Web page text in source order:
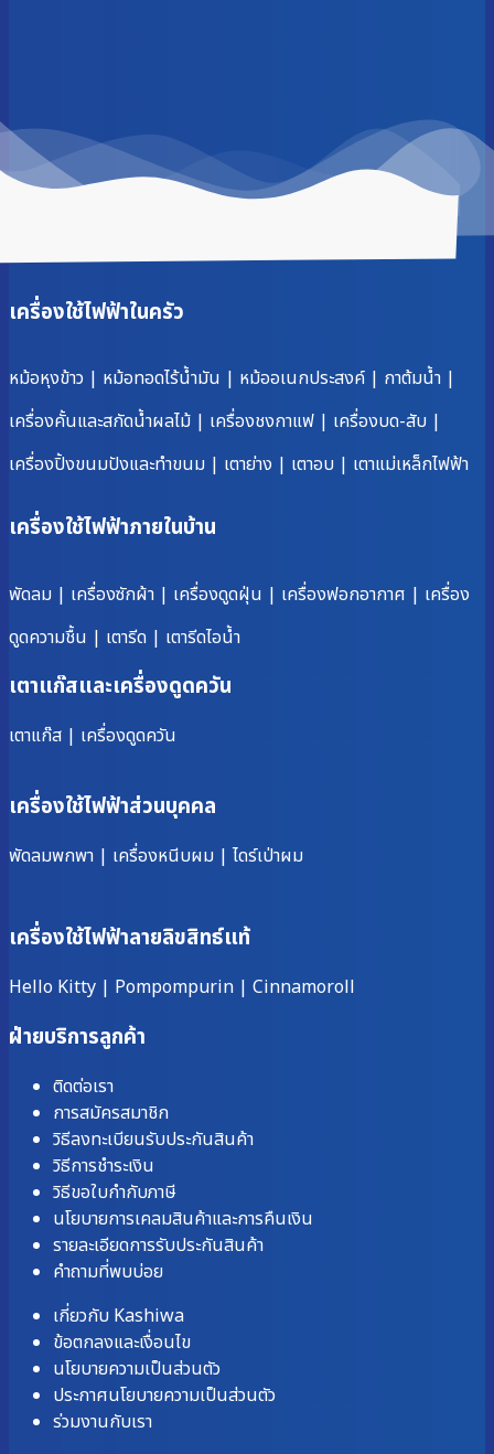
เครื่องใช้ไฟฟ้าในครัว
หม้อหุงข้าว | หม้อทอดไร้น้ำมัน | หม้ออเนกประสงค์ | กาต้มน้ำ |
เครื่องคั้นและสกัดน้ำผลไม้ | เครื่องชงกาแฟ | เครื่องบด-สับ |
เครื่องปิ้งขนมปังและทำขนม | เตาย่าง | เตาอบ | เตาแม่เหล็กไฟฟ้า
เครื่องใช้ไฟฟ้าภายในบ้าน
พัดลม | เครื่องซักผ้า | เครื่องดูดฝุ่น | เครื่องฟอกอากาศ | เครื่อง
ดูดความชื้น | เตารีด | เตารีดไอน้ำ
เตาแก๊สและเครื่องดูดควัน
เตาแก๊ส | เครื่องดูดควัน
เครื่องใช้ไฟฟ้าส่วนบุคคล
พัดลมพกพา | เครื่องหนีบผม | ไดร์เป่าผม
เครื่องใช้ไฟฟ้าลายลิขสิทธ์แท้
Hello Kitty | Pompompurin | Cinnamoroll
ฝ่ายบริการลูกค้า
ติดต่อเรา
การสมัครสมาชิก
วิธีลงทะเบียนรับประกันสินค้า
วิธีการชำระเงิน
วิธีขอใบกำกับภาษี
นโยบายการเคลมสินค้าและการคืนเงิน
รายละเอียดการรับประกันสินค้า
คำถามที่พบบ่อย
เกี่ยวกับ Kashiwa
ข้อตกลงและเงื่อนไข
นโยบายความเป็นส่วนตัว
ประกาศนโยบายความเป็นส่วนตัว
ร่วมงานกับเรา